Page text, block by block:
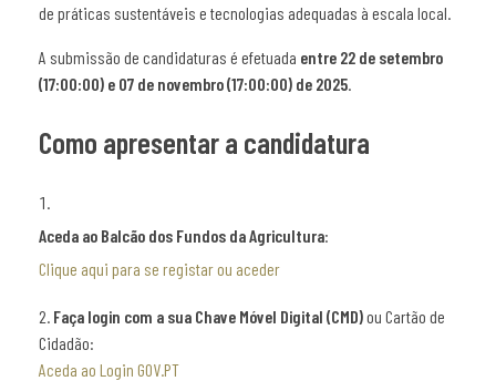
de práticas sustentáveis e tecnologias adequadas à escala local.
A submissão de candidaturas é efetuada entre 22 de setembro
(17:00:00) e 07 de novembro (17:00:00) de 2025
Como apresentar a candidatura
Aceda ao Balcão dos Fundos da Agricultura:
Clique aqui para se registar ou aceder
2. Faça login com a sua Chave Móvel Digital (CMD)ou Cartão de
Cidadão:
Aceda ao Login GOV.PT